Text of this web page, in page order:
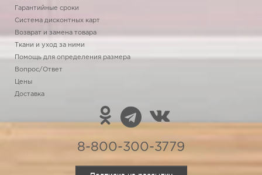
Гарантийные сроки
Система дисконтных карт
Возврат и замена товара
Ткани и уход за ними
Помощь для определения размера
Вопрос/Ответ
Цены
Доставка
8-800-300-3779